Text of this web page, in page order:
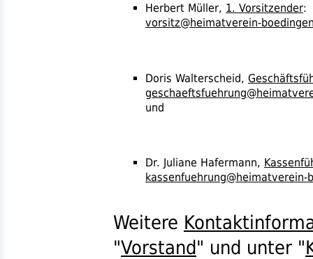
Herbert Müller, 1. Vorsitzender:
vorsitz@heimatverein-
Doris Walterscheid,
und
Dr. Juliane Hafermann,
kassenfuehrung@heimatverein-
Weitere
"Vorstand" und unter "